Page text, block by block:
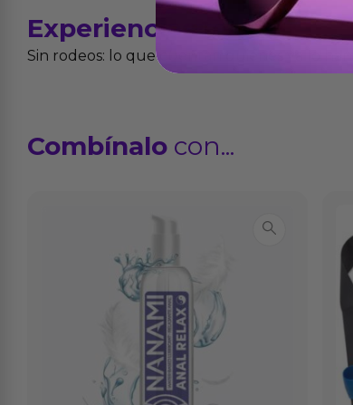
Experienciasreales
Sin rodeos: lo que cuentan quienes ya lo han
Combínalo con...